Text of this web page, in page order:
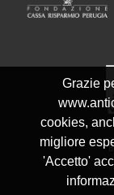
Grazie
cookies,
migliore
'Accetto'